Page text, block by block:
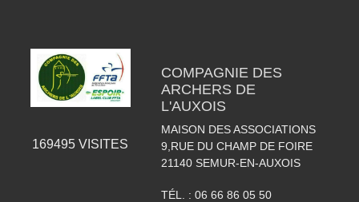
169495 VISITES
COMPAGNIE DES
ARCHERS DE
L'AUXOIS
MAISON DES ASSOCIATIONS
9,RUE DU CHAMP DE FOIRE
21140 SEMUR-EN-AUXOIS
TÉL. : 06 66 86 05 50